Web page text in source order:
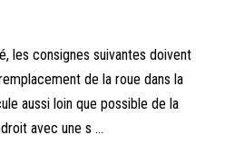
les consignes suivantes doivent
de la roue dans la
aussi loin que possible de la
avec une s ...